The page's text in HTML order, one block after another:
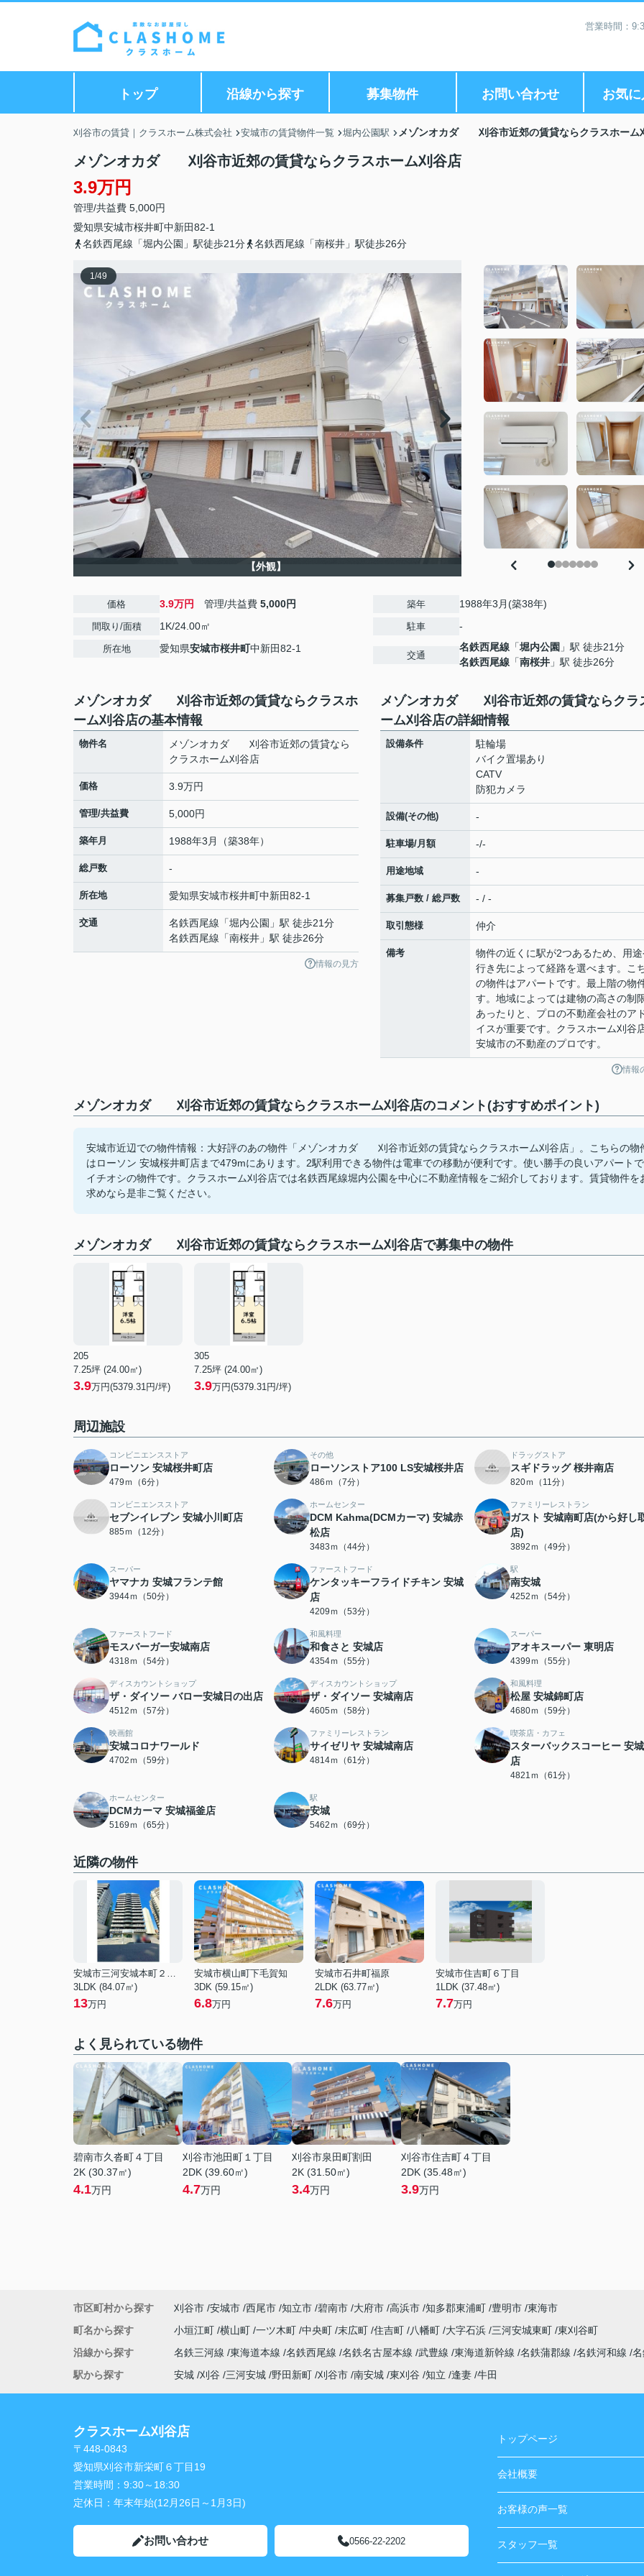
営業時間：
トップ 沿線から探す 募集物件 お問い合わせ お気
刈谷市の賃貸｜クラスホーム株式会社 安城市の賃貸物件一覧 堀内公園駅 メゾンオカダ 刈谷市近郊の賃貸ならクラスホーム
メゾンオカダ 刈谷市近郊の賃貸ならクラスホーム刈谷店
3.9万円
管理/共益費 5,000円
愛知県安城市桜井町中新田82-1
名鉄西尾線「堀内公園」駅徒歩21分
名鉄西尾線「南桜井」駅徒歩26分
1/49
【外観】
価格 3.9万円 管理/共益費 5,000円
間取り/面積 1K/24.00㎡
所在地 愛知県安城市桜井町中新田82-1
築年 1988年3月(築38年)
駐車 -
交通
名鉄西尾線 「堀内公園 」駅 徒歩21分
名鉄西尾線 「南桜井 」駅 徒歩26分
メゾンオカダ 刈谷市近郊の賃貸ならクラスホ
ーム刈谷店の基本情報
物件名
メゾンオカダ 刈谷市近郊の賃貸なら
クラスホーム刈谷店
価格 3.9万円
管理/共益費 5,000円
築年月 1988年3月（築38年）
総戸数 -
所在地 愛知県安城市桜井町中新田82-1
交通 名鉄西尾線 「堀内公園 」駅 徒歩21分
名鉄西尾線 「南桜井 」駅 徒歩26分
情報の見方
メゾンオカダ 刈谷市近郊の賃貸ならクラ
ーム刈谷店の詳細情報
設備条件
駐輪場
バイク置場あり
CATV
防犯カメラ
設備(その他) -
駐車場/月額 -/-
用途地域 -
募集戸数 / 総戸数 - / -
取引態様 仲介
備考
物件の近くに駅が2つあるため、用
行き先によって経路を選べます。こ
の物件はアパートです。最上階の物
す。地域によっては建物の高さの制
あったりと、プロの不動産会社のア
イスが重要です。クラスホーム刈谷
安城市の不動産のプロです。
情報
メゾンオカダ 刈谷市近郊の賃貸ならクラスホーム刈谷店のコメント(おすすめポイント)
安城市近辺での物件情報：大好評のあの物件「メゾンオカダ 刈谷市近郊の賃貸ならクラスホーム刈谷店」。こちらの物
はローソン 安城桜井町店まで479mにあります。2駅利用できる物件は電車での移動が便利です。使い勝手の良いアパートで
イチオシの物件です。クラスホーム刈谷店では名鉄西尾線堀内公園を中心に不動産情報をご紹介しております。賃貸物件を
求めなら是非ご覧ください。
メゾンオカダ 刈谷市近郊の賃貸ならクラスホーム刈谷店で募集中の物件
205
7.25坪 (24.00㎡)
3.9万円(5379.31円/坪)
305
7.25坪 (24.00㎡)
3.9万円(5379.31円/坪)
周辺施設
コンビニエンスストア
ローソン 安城桜井町店
479ｍ（6分）
その他
ローソンストア100 LS安城桜井店
486ｍ（7分）
ドラッグストア
スギドラッグ 桜井南店
820ｍ（11分）
コンビニエンスストア
セブンイレブン 安城小川町店
885ｍ（12分）
ホームセンター
DCM Kahma(DCMカーマ) 安城赤
松店
3483ｍ（44分）
ファミリーレストラン
ガスト 安城南町店(から好し
店)
3892ｍ（49分）
スーパー
ヤマナカ 安城フランテ館
3944ｍ（50分）
ファーストフード
ケンタッキーフライドチキン 安城
店
4209ｍ（53分）
駅
南安城
4252ｍ（54分）
ファーストフード
モスバーガー安城南店
4318ｍ（54分）
和風料理
和食さと 安城店
4354ｍ（55分）
スーパー
アオキスーパー 東明店
4399ｍ（55分）
ディスカウントショップ
ザ・ダイソー バロー安城日の出店
4512ｍ（57分）
ディスカウントショップ
ザ・ダイソー 安城南店
4605ｍ（58分）
和風料理
松屋 安城錦町店
4680ｍ（59分）
映画館
安城コロナワールド
4702ｍ（59分）
ファミリーレストラン
サイゼリヤ 安城城南店
4814ｍ（61分）
喫茶店・カフェ
スターバックスコーヒー 安
店
4821ｍ（61分）
ホームセンター
DCMカーマ 安城福釜店
5169ｍ（65分）
駅
安城
5462ｍ（69分）
近隣の物件
安城市三河安城本町２丁目
3LDK (84.07㎡)
13万円
安城市横山町下毛賀知
3DK (59.15㎡)
6.8万円
安城市石井町福原
2LDK (63.77㎡)
7.6万円
安城市住吉町６丁目
1LDK (37.48㎡)
7.7万円
よく見られている物件
碧南市久沓町４丁目
2K (30.37㎡)
4.1万円
刈谷市池田町１丁目
2DK (39.60㎡)
4.7万円
刈谷市泉田町割田
2K (31.50㎡)
3.4万円
刈谷市住吉町４丁目
2DK (35.48㎡)
3.9万円
市区町村から探す 刈谷市 安城市 西尾市 知立市 碧南市 大府市 高浜市 知多郡東浦町 豊明市 東海市
町名から探す
小垣江町 横山町 一ツ木町 中央町 末広町 住吉町 八幡町 大字石浜 三河安城東町 東刈谷町
沿線から探す
名鉄三河線 東海道本線 名鉄西尾線 名鉄名古屋本線 武豊線 東海道新幹線 名鉄蒲郡線 名鉄河和線
駅から探す
安城 刈谷 三河安城 野田新町 刈谷市 南安城 東刈谷 知立 逢妻 牛田
クラスホーム刈谷店
〒448-0843
愛知県刈谷市新栄町６丁目19
営業時間： 9:30～18:30
定休日： 年末年始(12月26日～1月3日)
お問い合わせ 0566-22-2202
トップページ
会社概要
お客様の声一覧
スタッフ一覧